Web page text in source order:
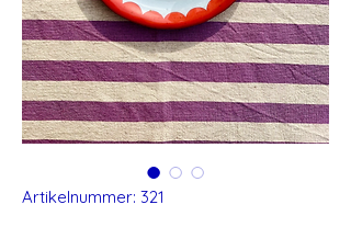
Artikelnummer: 321